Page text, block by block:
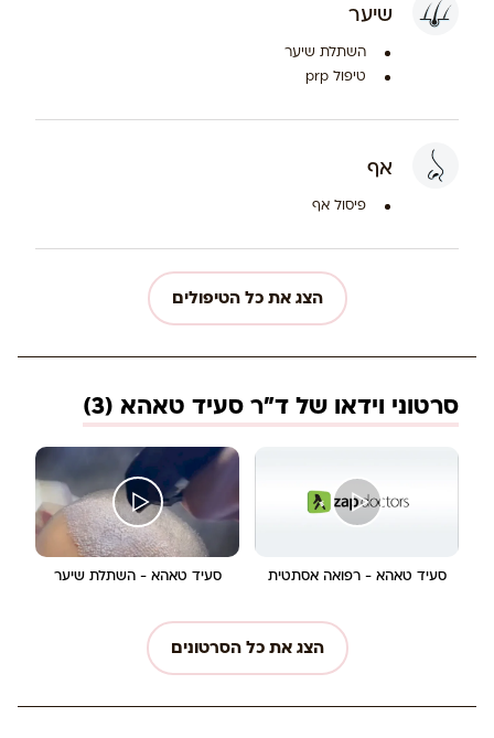
שיער
השתלת שיער
טיפול prp
אף
פיסול אף
הצג את כל הטיפולים
סרטוני וידאו של ד"ר סעיד טאהא (3)
סעיד טאהא - רפואה אסתטית סעיד טאהא - השתלת שיער
הצג את כל הסרטונים